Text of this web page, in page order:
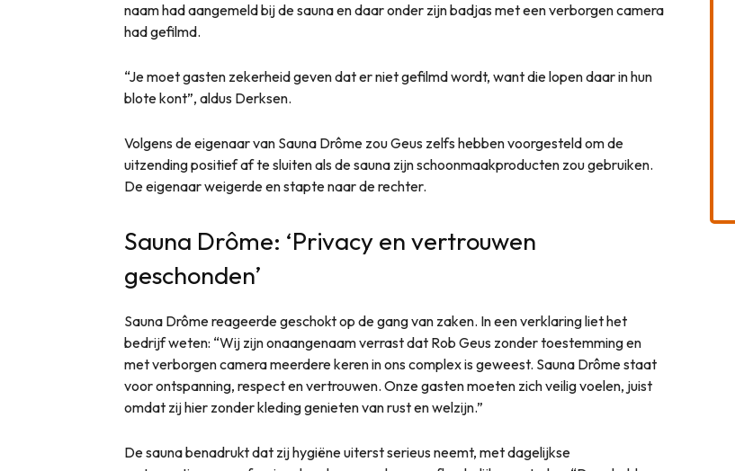
naam had aangemeld bij de sauna en daar onder zijn badjas met een verborgen camera
had gefilmd.
“Je moet gasten zekerheid geven dat er niet gefilmd wordt, want die lopen daar in hun
blote kont”, aldus Derksen.
Volgens de eigenaar van Sauna Drôme zou Geus zelfs hebben voorgesteld om de
uitzending positief af te sluiten als de sauna zijn schoonmaakproducten zou gebruiken.
De eigenaar weigerde en stapte naar de rechter.
Sauna Drôme: ‘Privacy en vertrouwen
geschonden’
Sauna Drôme reageerde geschokt op de gang van zaken. In een verklaring liet het
bedrijf weten: “Wij zijn onaangenaam verrast dat Rob Geus zonder toestemming en
met verborgen camera meerdere keren in ons complex is geweest. Sauna Drôme staat
voor ontspanning, respect en vertrouwen. Onze gasten moeten zich veilig voelen, juist
omdat zij hier zonder kleding genieten van rust en welzijn.”
De sauna benadrukt dat zij hygiëne uiterst serieus neemt, met dagelijkse